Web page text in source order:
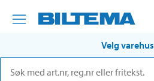
Velg varehus